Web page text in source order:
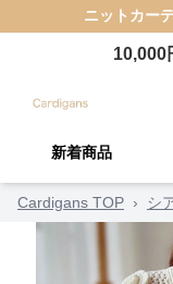
ニットカー
10,000
新着商品
Cardigans TOP › シ